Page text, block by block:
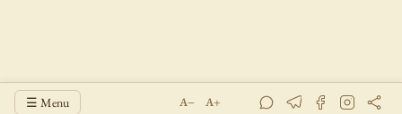
☰ Menu A− A+